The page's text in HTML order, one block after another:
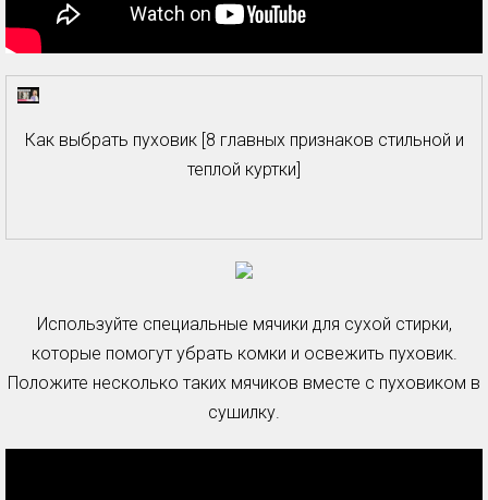
Как выбрать пуховик [8 главных признаков стильной и
теплой куртки]
Используйте специальные мячики для сухой стирки,
которые помогут убрать комки и освежить пуховик.
Положите несколько таких мячиков вместе с пуховиком в
сушилку.